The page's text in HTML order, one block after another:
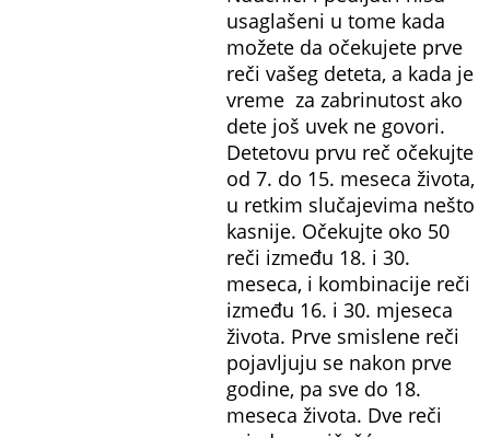
usaglašeni u tome kada
možete da očekujete prve
reči vašeg deteta, a kada je
vreme za zabrinutost ako
dete još uvek ne govori.
Detetovu prvu reč očekujte
od 7. do 15. meseca života,
u retkim slučajevima nešto
kasnije. Očekujte oko 50
reči između 18. i 30.
meseca, i kombinacije reči
između 16. i 30. mjeseca
života. Prve smislene reči
pojavljuju se nakon prve
godine, pa sve do 18.
meseca života. Dve reči